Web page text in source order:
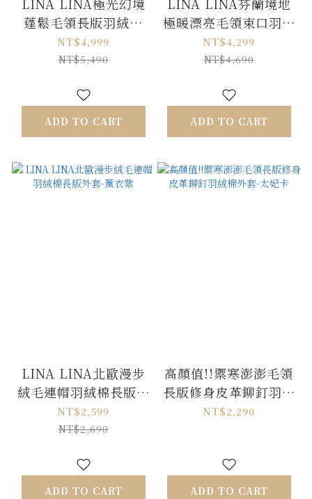
蓬鬆毛領長版羽絨外
套-冰晶藍
NT$4,999
NT$5,490
ADD TO CART
極暖漂亮毛領束口羽絨
外套-氣勢黑
NT$4,299
NT$4,690
ADD TO CART
LINA LINA北歐漫步
絨毛連帽羽絨棉長版外
套-薰衣紫
NT$2,599
NT$2,690
ADD TO CART
高顏值!!禦寒澎澎毛領
長版修身皮革鉚釘羽絨
棉外套-太妃卡
NT$2,290
ADD TO CART